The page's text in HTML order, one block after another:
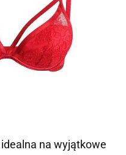
na wyjątkowe